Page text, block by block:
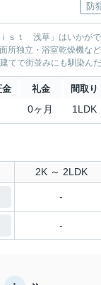
防
ｔ 浅草」はいかが
独立・浴室乾燥機な
てで街並みにも馴染ん
金 礼金 間取り
0ヶ月 1LDK
2K ～ 2LDK
-
-